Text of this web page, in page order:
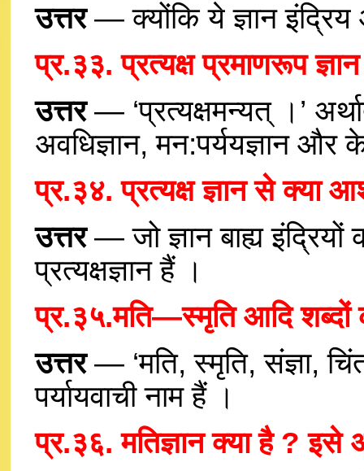
उत्तर— क्योंकि ये ज्ञान
प्र.३३. प्रत्यक्ष प्रमाणरूप
उत्तर— ‘प्रत्यक्षमन्यत् ।’
अवधिज्ञान, मन:पर्ययज्ञान और
प्र.३४. प्रत्यक्ष ज्ञान से क्या
उत्तर— जो ज्ञान बाह्य इंद्रियों
प्रत्यक्षज्ञान हैं ।
प्र.३५.मति—स्मृति आदि
उत्तर— ‘मति, स्मृति, संज्ञा,
पर्यायवाची नाम हैं ।
प्र.३६. मतिज्ञान क्या है ? इसे